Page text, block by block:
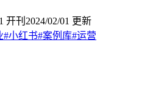
开刊 2024/02/01 更新
#小红书#案例库#运营